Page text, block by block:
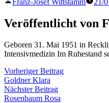
Veröffentlicht von
Geboren 31. Mai 1951 in
Intensivmedizin Im Ruhestand
Beitragsnavigation
Vorheriger BeitragVorheriger
Goldner Klara
Nächster BeitragNächster
Beitrag:
Rosenbaum Rosa